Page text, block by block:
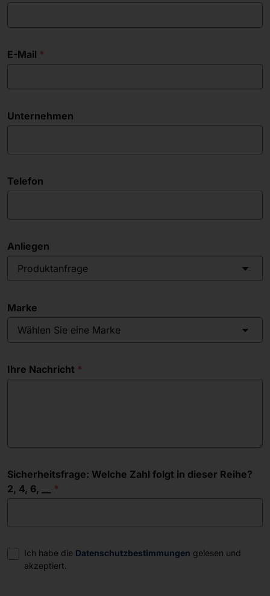
E-Mail
Unternehmen
Telefon
Anliegen
Produktanfrage
Marke
Wählen Sie eine Marke
Ihre Nachricht
Sicherheitsfrage: Welche Zahl folgt in dieser Reihe?
2, 4, 6, __
Einwilligung
Ich habe die Datenschutzbestimmungen gelesen und
akzeptiert.